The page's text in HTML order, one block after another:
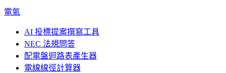
電氣
AI 投標提案撰寫工具
NEC 法規問答
配電盤迴路表產生器
電線線徑計算器